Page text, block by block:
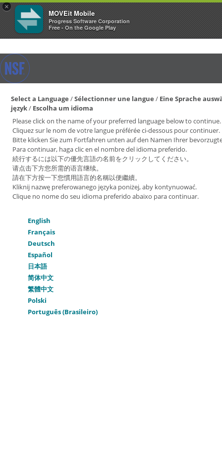
×
MOVEit Mobile
Progress Software Corporation
Free - On the Google Play
Select a Language /Sélectionner une langue / Eine Sprache
język/ Escolha um idioma
Please click on the name of your preferred language below to continue.
Cliquez sur le nom de votre langue préférée ci-dessous pour continuer.
Bitte klicken Sie zum Fortfahren unten auf den Namen Ihrer
Para continuar, haga clic en el nombre del idioma preferido.
続行するには以下の優先言語の名前をクリックしてください。
请点击下方您所需的语言继续。
請在下方按一下您慣用語言的名稱以便繼續。
Kliknij nazwę preferowanego języka poniżej, aby kontynuować.
Clique no nome do seu idioma preferido abaixo para continuar.
English
Français
Deutsch
Español
日本語
简体中文
繁體中文
Polski
Português (Brasileiro)